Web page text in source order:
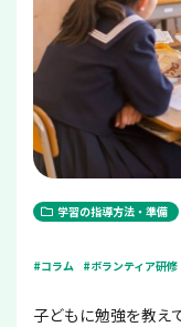
学習の指導方法・準備
#コラム #ボランティア研修
子どもに勉強を教え